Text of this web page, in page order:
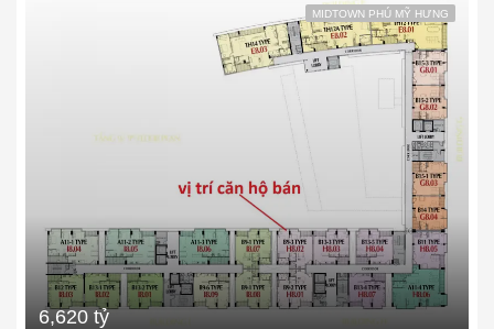
MIDTOWN PHÚ MỸ HƯNG
6,620 tỷ